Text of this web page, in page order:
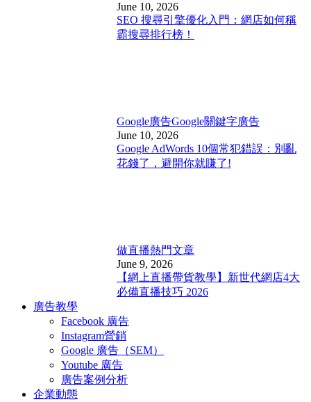
June 10, 2026
SEO 搜尋引擎優化入門：網店如何稱
霸搜尋排行榜！
Google廣告Google關鍵字廣告
June 10, 2026
Google AdWords 10個常犯錯誤：別亂
花錢了，避開你就賺了!
做直播熱門文章
June 9, 2026
【網上直播帶貨教學】新世代網店4大
必備直播技巧 2026
廣告教學
Facebook 廣告
Instagram營銷
Google 廣告（SEM）
Youtube 廣告
廣告案例分析
企業動態